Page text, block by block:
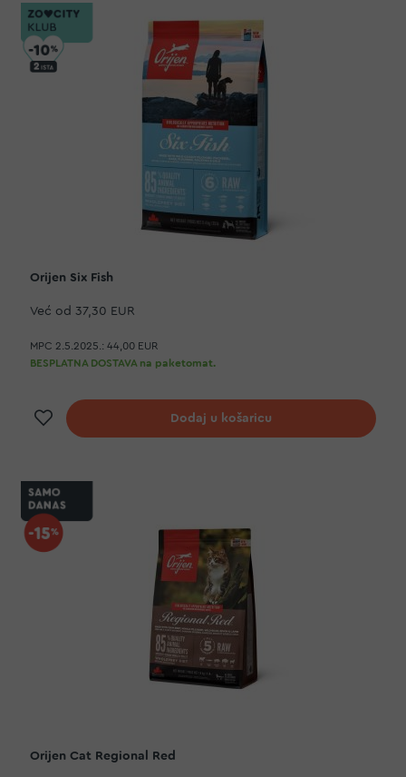
Orijen Six Fish
Već od 37,30 EUR
MPC 2.5.2025.: 44,00 EUR
BESPLATNA DOSTAVA na paketomat.
Dodaj na listu želja
Dodaj u košaricu
Orijen Cat Regional Red